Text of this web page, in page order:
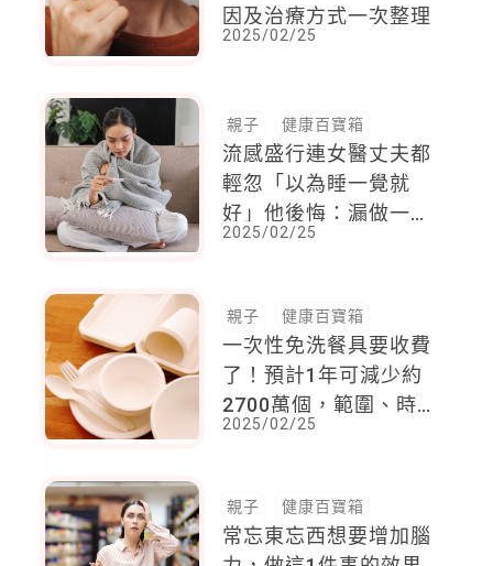
因及治療方式一次整理
2025/02/25
親子 健康百寶箱
流感盛行連女醫丈夫都
輕忽「以為睡一覺就
好」他後悔：漏做一事
防範
2025/02/25
親子 健康百寶箱
一次性免洗餐具要收費
了！預計1年可減少約
2700萬個，範圍、時
間一次看
2025/02/25
親子 健康百寶箱
常忘東忘西想要增加腦